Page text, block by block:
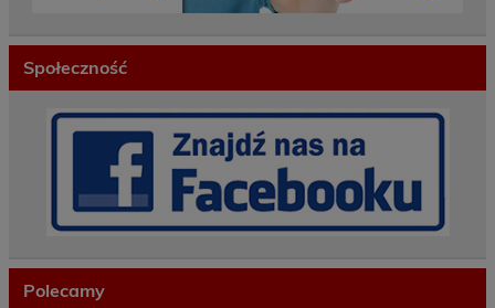
Społeczność
Polecamy